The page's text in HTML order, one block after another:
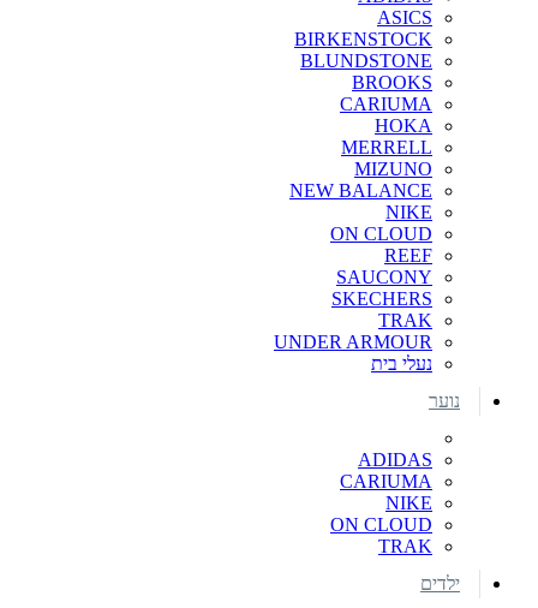
ASICS
BIRKENSTOCK
BLUNDSTONE
BROOKS
CARIUMA
HOKA
MERRELL
MIZUNO
NEW BALANCE
NIKE
ON CLOUD
REEF
SAUCONY
SKECHERS
TRAK
UNDER ARMOUR
נעלי בית
נוער
ADIDAS
CARIUMA
NIKE
ON CLOUD
TRAK
ילדים